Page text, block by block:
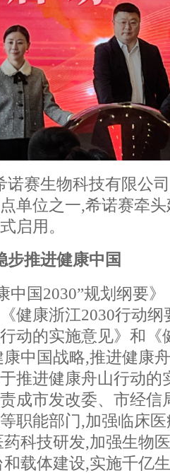
诺赛生物科技有限公
单位之一,希诺赛牵
启用。
步推进健康中国
中国2030”规划纲要
健康浙江2030行动
动的实施意见》和《
中国战略,推进健康
推进健康舟山行动的
成市发改委、市经信
职能部门,加强临床
科技研发,加强生物
载体建设,实施千亿